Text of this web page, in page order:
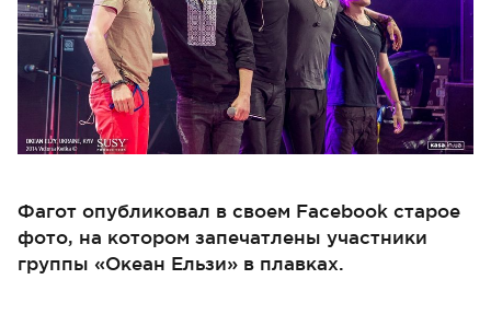
Фагот опубликовал в своем Facebook старое
фото, на котором запечатлены участники
группы «Океан Ельзи» в плавках.